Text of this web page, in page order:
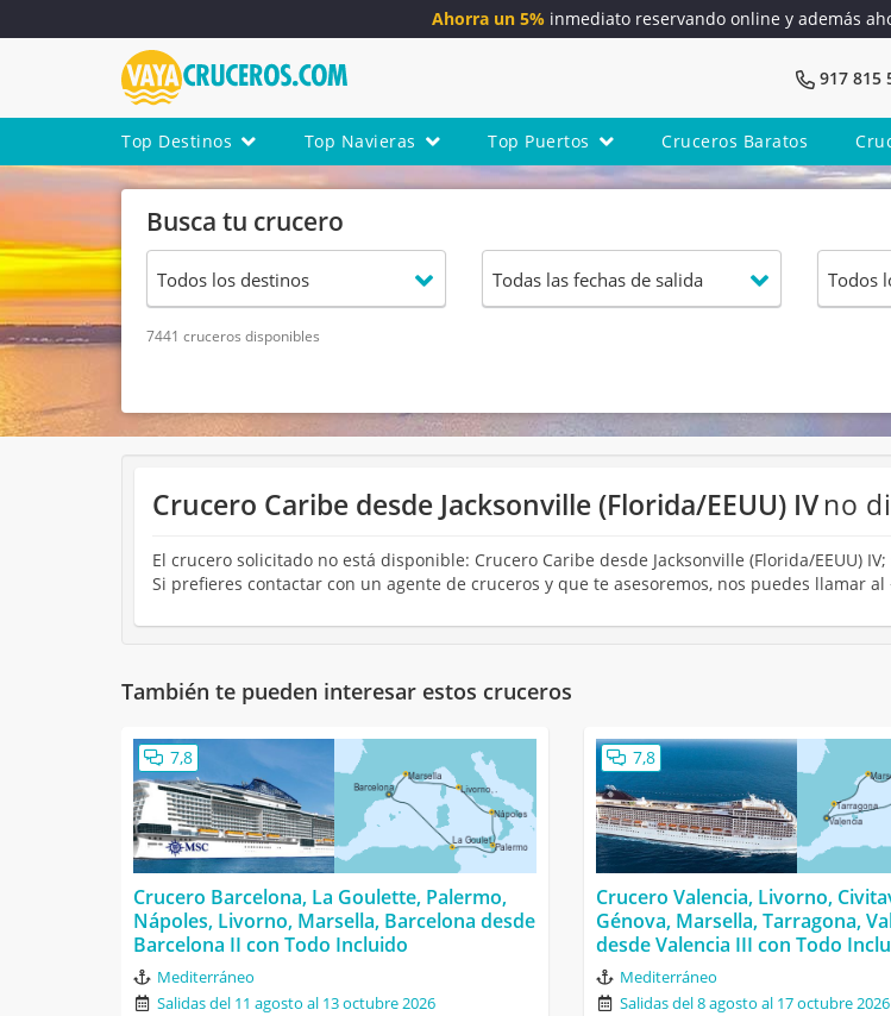
Ahorra un 5% inmediato reservando online y además
917 815
Top Destinos Top Navieras Top Puertos Cruceros Baratos
Busca tu crucero
7441 cruceros disponibles
Crucero Caribe desde Jacksonville (Florida/EEUU) IVno
El crucero solicitado no está disponible: Crucero Caribe desde Jacksonville (Florida/EEUU)
Si prefieres contactar con un agente de cruceros y que te asesoremos, nos puedes llamar al
También te pueden interesar estos cruceros
7,8
Crucero Barcelona, La Goulette, Palermo,
Nápoles, Livorno, Marsella, Barcelona desde
Barcelona II con Todo Incluido
Mediterráneo
Salidas del 11 agosto al 13 octubre 2026
7,8
Crucero Valencia, Livorno,
Génova, Marsella, Tarragona,
desde Valencia III con Todo
Mediterráneo
Salidas del 8 agosto al 17 octubre 2026